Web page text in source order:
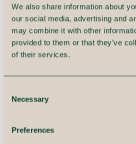
We also share information about
our social media, advertising and
may combine it with other
provided to them or that they’ve
of their services.
Selection
Necessary
Preferences
kategorien.
Ivan Beltoft
Partner, Immeo
Demokratisere billigere
Løsningen er en finansiel service